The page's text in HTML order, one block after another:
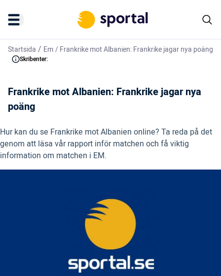
Startsida / Em/Frankrike mot Albanien: Frankrike jagar nya poäng
Skribenter:
Frankrike mot Albanien: Frankrike jagar nya
poäng
Hur kan du se Frankrike mot Albanien online? Ta reda på det
genom att läsa vår rapport inför matchen och få viktig
information om matchen i EM.